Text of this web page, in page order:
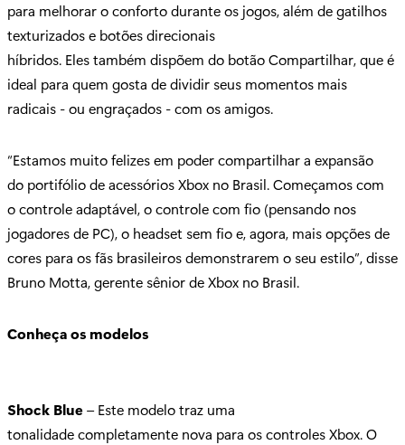
para melhorar o conforto durante os jogos, além de gatilhos
texturizados e botões direcionais
híbridos. Eles também dispõem do botão Compartilhar, que é
ideal para quem gosta de dividir seus momentos mais
radicais - ou engraçados - com os amigos.
“Estamos muito felizes em poder compartilhar a expansão
do portifólio de acessórios Xbox no Brasil. Começamos com
o controle adaptável, o controle com fio (pensando nos
jogadores de PC), o headset sem fio e, agora, mais opções de
cores para os fãs brasileiros demonstrarem o seu estilo”, disse
Bruno Motta, gerente sênior de Xbox no Brasil.
Conheça os modelos
Shock Blue– Este modelo traz uma
tonalidade completamente nova para os controles Xbox. O